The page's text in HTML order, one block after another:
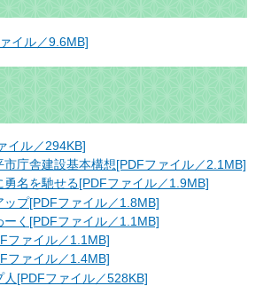
イル／9.6MB]
イル／294KB]
市庁舎建設基本構想[PDFファイル／2.1MB]
勇名を馳せる[PDFファイル／1.9MB]
ップ[PDFファイル／1.8MB]
ーく[PDFファイル／1.1MB]
ファイル／1.1MB]
ファイル／1.4MB]
人[PDFファイル／528KB]